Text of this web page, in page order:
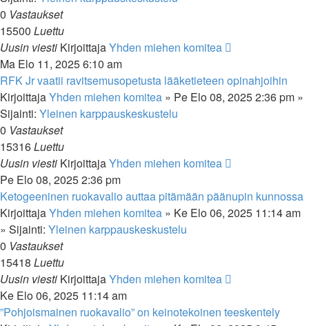
0 Vastaukset
15500 Luettu
Uusin viesti KirjoittajaYhden miehen komitea
Ma Elo 11, 2025 6:10 am
RFK Jr vaatii ravitsemusopetusta lääketieteen opinahjoihin
KirjoittajaYhden miehen komitea » Pe Elo 08, 2025 2:36 pm »
Sijainti: Yleinen karppauskeskustelu
0 Vastaukset
15316Luettu
Uusin viesti KirjoittajaYhden miehen komitea
Pe Elo 08, 2025 2:36 pm
Ketogeeninen ruokavalio auttaa pitämään päänupin kunnossa
KirjoittajaYhden miehen komitea » Ke Elo 06, 2025 11:14 am
» Sijainti: Yleinen karppauskeskustelu
0 Vastaukset
15418 Luettu
Uusin viesti KirjoittajaYhden miehen komitea
Ke Elo 06, 2025 11:14 am
”Pohjoismainen ruokavalio” on keinotekoinen teeskentely